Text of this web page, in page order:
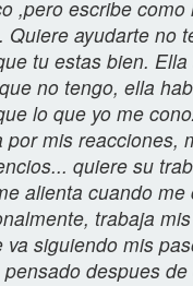
,pero escribe como
Quiere ayudarte no
tu estas bien.
no tengo, ella
lo que yo me
por mis reacciones,
quiere su
alienta cuando me
trabaja
va siguiendo mis
despues